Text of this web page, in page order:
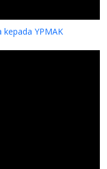
YPMAK